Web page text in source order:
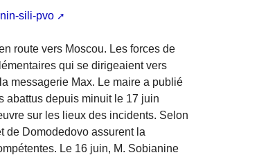
sili-pvo
route vers Moscou. Les forces de
qui se dirigeaient vers
messagerie Max. Le maire a publié
abattus depuis minuit le 17 juin
sur les lieux des incidents. Selon
de Domodedovo assurent la
Le 16 juin, M. Sobianine